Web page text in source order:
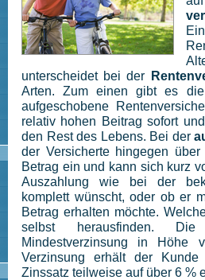
unterscheidet bei der
Arten. Zum einen gibt es
aufgeschobene
relativ hohen Beitrag sofort
den Rest des Lebens. Bei der
der Versicherte hingegen
Betrag ein und kann sich kurz
Auszahlung wie bei der
komplett wünscht, oder ob er
Betrag erhalten möchte.
selbst herausfinden. Die
Mindestverzinsung in
Verzinsung erhält der
Zinssatz teilweise auf über 6 %